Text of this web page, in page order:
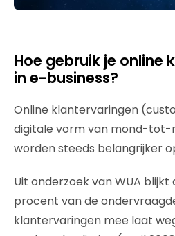
Hoe gebruik je online
in e-business?
Online klantervaringen
digitale vorm van mond-tot-
worden steeds belangrijker
Uit onderzoek van WUA
procent van de
klantervaringen mee laat